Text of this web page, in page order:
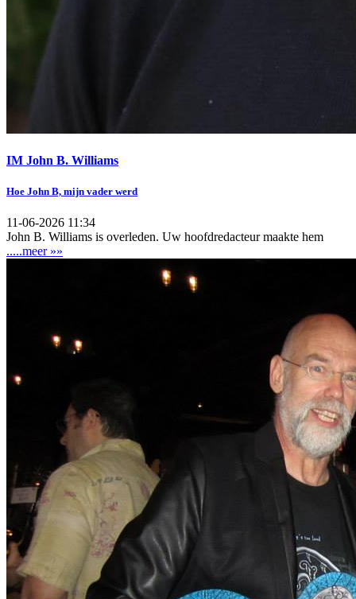
IM John B. Williams
Hoe John B, mijn vader werd
11-06-2026 11:34
John B. Williams is overleden. Uw hoofdredacteur maakte hem
.....meer »»